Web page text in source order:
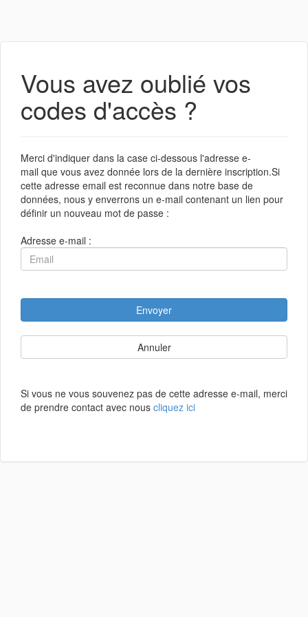
Vous avez oublié vos
codes d'accès ?
Merci d'indiquer dans la case ci-dessous l'adresse e-
mail que vous avez donnée lors de la dernière inscription.Si
cette adresse email est reconnue dans notre base de
données, nous y enverrons un e-mail contenant un lien pour
définir un nouveau mot de passe :
Adresse e-mail :
Envoyer
Annuler
Si vous ne vous souvenez pas de cette adresse e-mail, merci
de prendre contact avec nous cliquez ici